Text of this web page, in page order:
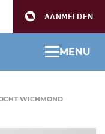
AANMELDEN
MENU
WICHMOND